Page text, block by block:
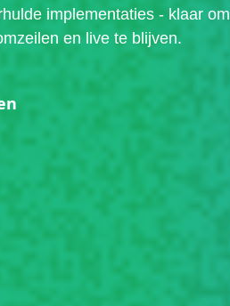
implementaties - klaar om
en live te blijven.